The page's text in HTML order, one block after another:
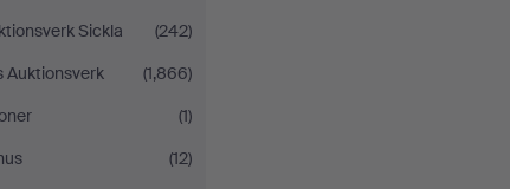
Sickla
(242)
Auktionsverk
(1,866)
(1)
(12)